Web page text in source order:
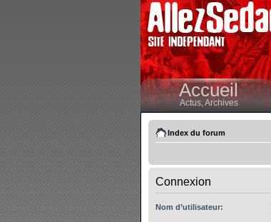
Accueil
Actus,Archives
Index du forum
Connexion
Nom d’utilisateur: